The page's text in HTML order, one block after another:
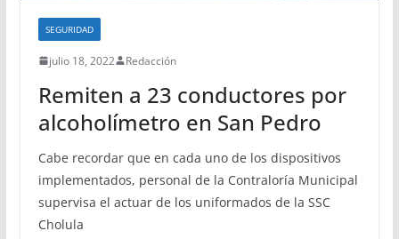
SEGURIDAD
julio 18, 2022 Redacción
Remiten a 23 conductores por
alcoholímetro en San Pedro
Cabe recordar que en cada uno de los dispositivos
implementados, personal de la Contraloría Municipal
supervisa el actuar de los uniformados de la SSC
Cholula